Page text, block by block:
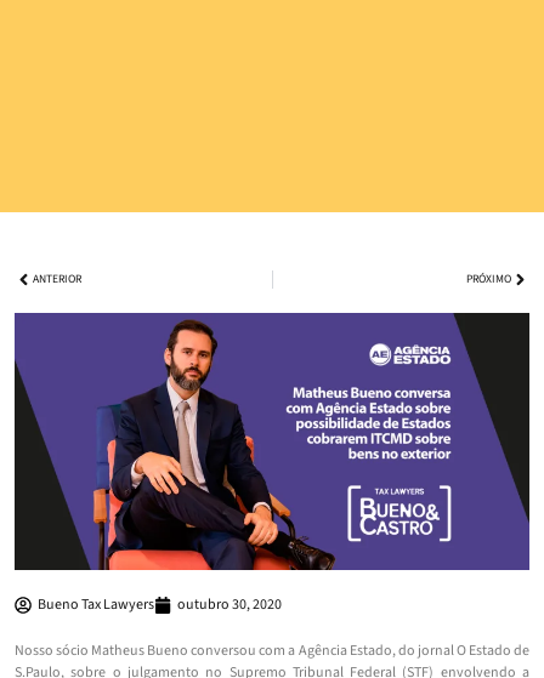
ANTERIOR PRÓXIMO
Bueno Tax Lawyers outubro 30, 2020
Nosso sócio Matheus Bueno conversou com a Agência Estado, do jornal O Estado de
S.Paulo, sobre o julgamento no Supremo Tribunal Federal (STF) envolvendo a